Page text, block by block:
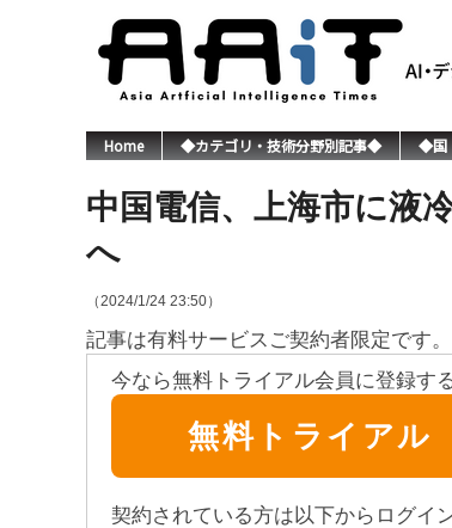
Home ◆カテゴリ・技術分野別記事◆ ◆国
中国電信、上海市に液
へ
（2024/1/24 23:50）
記事は有料サービスご契約者限定です。
今なら無料トライアル会員に登録す
無料トライアル
契約されている方は以下からログイ